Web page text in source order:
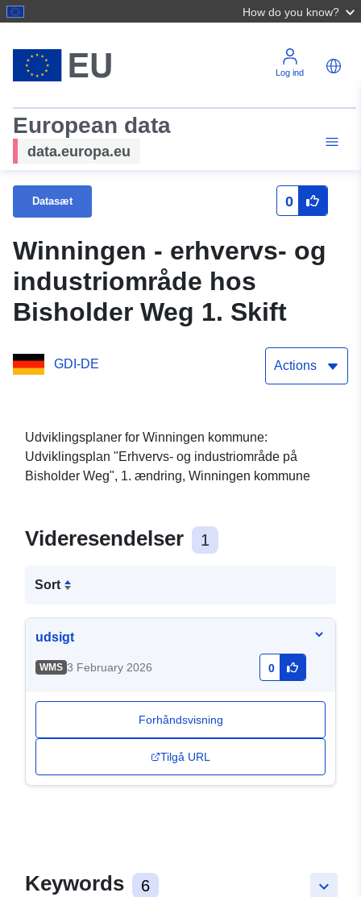
How do you know?
Log ind
European data
data.europa.eu
Datasæt 0
Winningen - erhvervs- og
industriområde hos
Bisholder Weg 1. Skift
GDI-DE Actions
Udviklingsplaner for Winningen kommune:
Udviklingsplan "Erhvervs- og industriområde på
Bisholder Weg", 1. ændring, Winningen kommune
Videresendelser 1
Sort
udsigt
WMS 3 February 2026 0
Forhåndsvisning
Tilgå URL
keyboard_arrow_down
Keywords 6